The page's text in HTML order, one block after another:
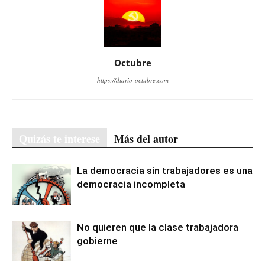
Octubre
https://diario-octubre.com
Quizás te interese Más del autor
La democracia sin trabajadores es una
democracia incompleta
No quieren que la clase trabajadora
gobierne